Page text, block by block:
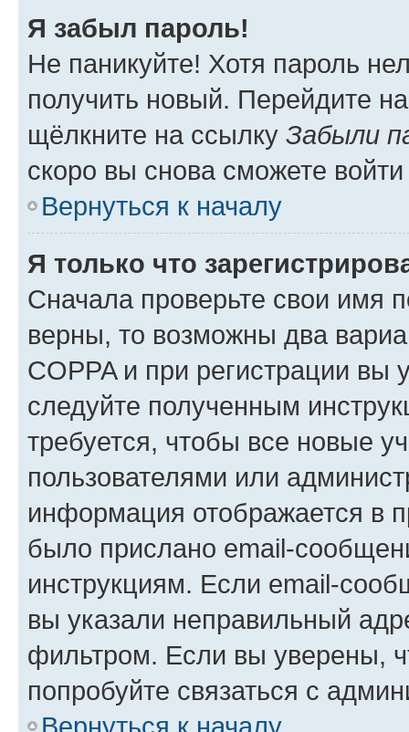
Я забыл пароль!
Не паникуйте! Хотя пароль
получить новый. Перейдите
щёлкните на ссылку Забыли
скоро вы снова сможете
Вернуться к началу
Я только что
Сначала проверьте свои имя
верны, то возможны два
COPPA и при регистрации вы
следуйте полученным
требуется, чтобы все новые
пользователями или
информация отображается в
было прислано email-
инструкциям. Если email-
вы указали неправильный
фильтром. Если вы уверены,
попробуйте связаться с
Вернуться к началу